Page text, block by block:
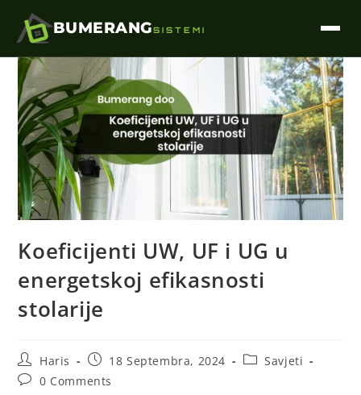
BUMERANGSISTEMI
Koeficijenti UW, UF i UG u
energetskoj efikasnosti
stolarije
Haris 18 Septembra, 2024
Savjeti
0 Comments